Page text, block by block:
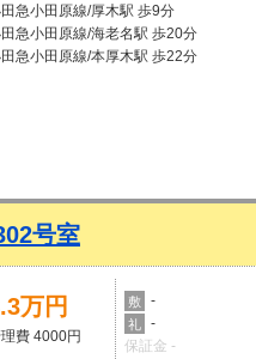
急小田原線/厚木駅 歩9分
急小田原線/海老名駅 歩20分
急小田原線/本厚木駅 歩22分
号室
万円
費 4000円
敷 -
礼
-
保証金 -